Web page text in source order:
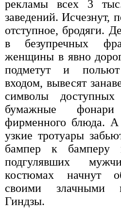
рекламы всех 3
заведений. Исчезнут,
отступное, бродяги.
в безупречных
женщины в явно
подметут и
входом, вывесят
символы
бумажные
фирменного блюда.
узкие тротуары
бампер к бамперу
подгулявших
костюмах начнут
своими злачными
Гиндзы.